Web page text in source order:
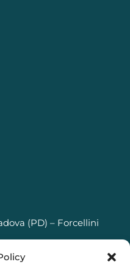
(PD) – Forcellini